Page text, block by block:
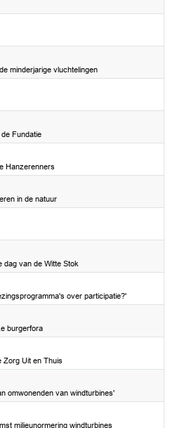
minderjarige vluchtelingen
Fundatie
Hanzerenners
in de natuur
dag van de Witte Stok
over participatie?'
burgerfora
Zorg Uit en Thuis
omwonenden van windturbines'
milieunormering windturbines